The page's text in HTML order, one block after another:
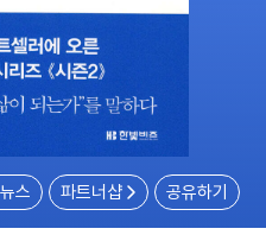
스 파트너샵 공유하기